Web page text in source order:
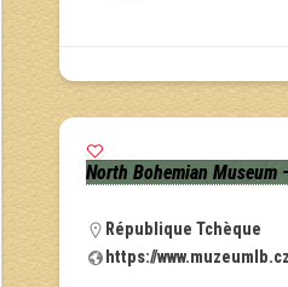
North Bohemian Museum
République Tchèque
https://